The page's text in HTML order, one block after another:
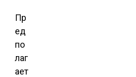
Пр
ед
по
лаг
ает